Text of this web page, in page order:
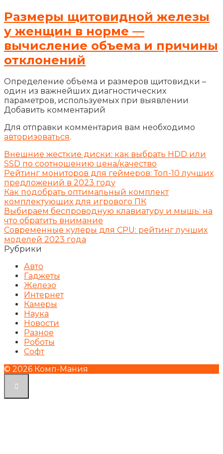
Размеры щитовидной железы
у женщин в норме —
вычисление объема и причины
отклонений
Определение объема и размеров щитовидки –
один из важнейших диагностических
параметров, используемых при выявлении
Добавить комментарий
Для отправки комментария вам необходимо
авторизоваться.
Внешние жесткие диски: как выбрать HDD или
SSD по соотношению цена/качество
Рейтинг мониторов для геймеров: Топ-10 лучших
предложений в 2023 году
Как подобрать оптимальный комплект
комплектующих для игрового ПК
Выбираем беспроводную клавиатуру и мышь: на
что обратить внимание
Современные кулеры для CPU: рейтинг лучших
моделей 2023 года
Рубрики
Авто
Гаджеты
Железо
Интернет
Камеры
Наука
Новости
Разное
Роботы
Софт
© 2026 Комп-Мания